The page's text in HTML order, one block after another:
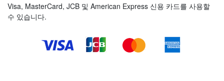
Visa, MasterCard, JCB 및 American Express 신용 카드를 사용할
수 있습니다.